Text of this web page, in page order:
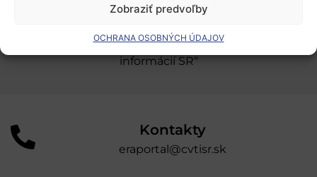
Zobraziť predvoľby
OCHRANA OSOBNÝCH ÚDAJOV
„Projekt SK4ERA II je spolufinancovaný Európskou
prevádzkuje Centrum vedecko-technických
informácií SR“
Kontakty
eraportal@cvtisr.sk